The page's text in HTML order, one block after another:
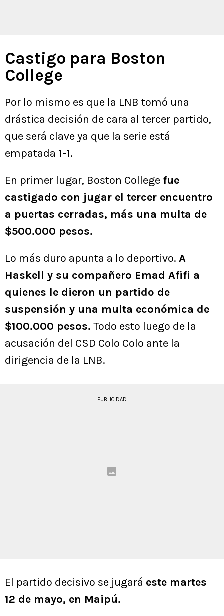
Castigo para Boston
College
Por lo mismo es que la LNB tomó una
drástica decisión de cara al tercer partido,
que será clave ya que la serie está
empatada 1-1.
En primer lugar, Boston College fue
castigado con jugar el tercer encuentro
a puertas cerradas, más una multa de
$500.000 pesos.
Lo más duro apunta a lo deportivo. A
Haskell y su compañero Emad Afifi a
quienes le dieron un partido de
suspensión y una multa económica de
$100.000 pesos. Todo esto luego de la
acusación del CSD Colo Colo ante la
dirigencia de la LNB.
PUBLICIDAD
El partido decisivo se jugará este martes
12 de mayo, en Maipú.